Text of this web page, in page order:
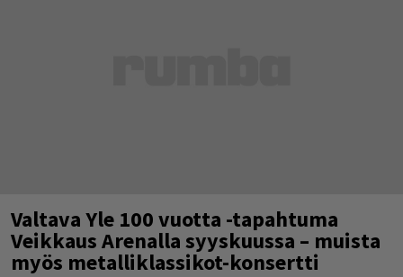
Valtava Yle 100 vuotta -tapahtuma
Veikkaus Arenalla syyskuussa – muista
myös metalliklassikot-konsertti